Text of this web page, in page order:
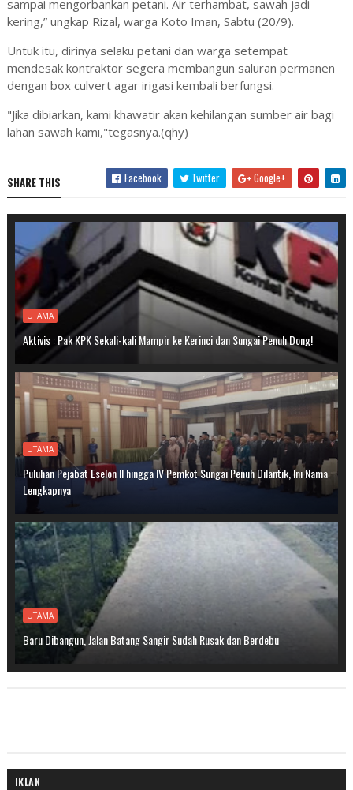
sampai mengorbankan petani. Air terhambat, sawah jadi
kering,” ungkap Rizal, warga Koto Iman, Sabtu (20/9).
Untuk itu, dirinya selaku petani dan warga setempat
mendesak kontraktor segera membangun saluran permanen
dengan box culvert agar irigasi kembali berfungsi.
"Jika dibiarkan, kami khawatir akan kehilangan sumber air bagi
lahan sawah kami,"tegasnya.(qhy)
SHARE THIS Facebook Twitter Google+
UTAMA
Aktivis : Pak KPK Sekali-kali Mampir ke Kerinci dan Sungai Penuh Dong!
UTAMA
Puluhan Pejabat Eselon II hingga IV Pemkot Sungai Penuh Dilantik, Ini Nama
Lengkapnya
UTAMA
Baru Dibangun, Jalan Batang Sangir Sudah Rusak dan Berdebu
IKLAN